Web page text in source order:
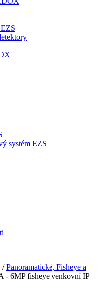
systém EZS
/ Panoramatické, Fisheye a
- 6MP fisheye venkovní IP